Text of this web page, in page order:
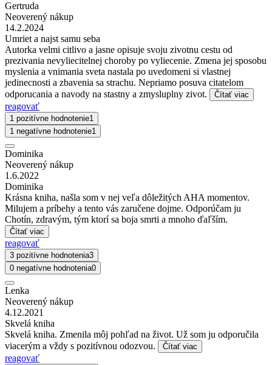
Gertruda
Neoverený nákup
14.2.2024
Umriet a najst samu seba
Autorka velmi citlivo a jasne opisuje svoju zivotnu cestu od
prezivania nevyliecitelnej choroby po vyliecenie. Zmena jej sposobu
myslenia a vnimania sveta nastala po uvedomeni si vlastnej
jedinecnosti a zbavenia sa strachu. Nepriamo posuva citatelom
odporucania a navody na stastny a zmysluplny zivot.
Čítať viac
reagovať
1 pozitívne hodnotenie1
1 negatívne hodnotenie1
Dominika
Neoverený nákup
1.6.2022
Dominika
Krásna kniha, našla som v nej veľa dôležitých AHA momentov.
Milujem a príbehy a tento vás zaručene dojme. Odporúčam ju
Chotín, zdravým, tým ktorí sa boja smrti a mnoho ďaľším.
Čítať viac
reagovať
3 pozitívne hodnotenia3
0 negatívne hodnotenia0
Lenka
Neoverený nákup
4.12.2021
Skvelá kniha
Skvelá kniha. Zmenila môj pohľad na život. Už som ju odporučila
viacerým a vždy s pozitívnou odozvou.
Čítať viac
reagovať